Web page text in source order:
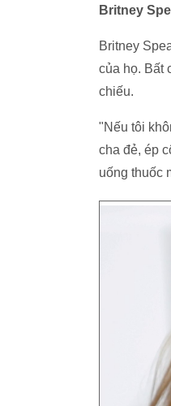
Britney
Britney
của họ. Bất
chiếu.
"Nếu tôi
cha đẻ, ép
uống thuốc